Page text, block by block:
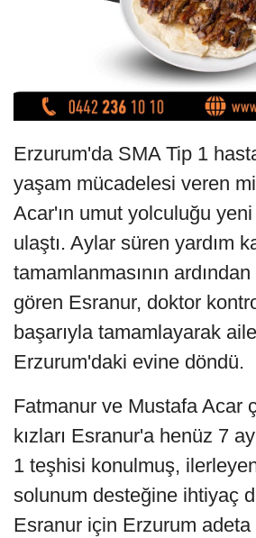
Erzurum'da SMA Tip 1
yaşam mücadelesi veren
Acar'ın umut yolculuğu
ulaştı. Aylar süren yardım
tamamlanmasının
gören Esranur, doktor
başarıyla tamamlayarak
Erzurum'daki evine döndü.
Fatmanur ve Mustafa Acar
kızları Esranur'a henüz 7
1 teşhisi konulmuş,
solunum desteğine ihtiyaç
Esranur için Erzurum